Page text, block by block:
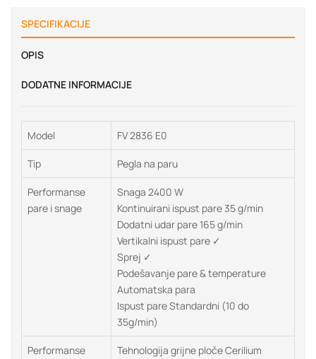
SPECIFIKACIJE
OPIS
DODATNE INFORMACIJE
Model FV 2836 E0
Tip Pegla na paru
Performanse
pare i snage
Snaga 2400 W
Kontinuirani ispust pare 35 g/min
Dodatni udar pare 165 g/min
Vertikalni ispust pare ✓
Sprej ✓
Podešavanje pare & temperature
Automatska para
Ispust pare Standardni (10 do
35g/min)
Performanse
Tehnologija grijne ploče Cerilium